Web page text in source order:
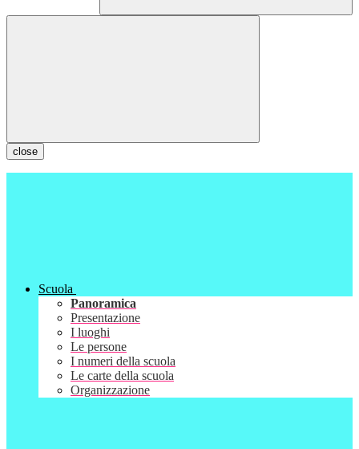
close
Scuola
Panoramica
Presentazione
I luoghi
Le persone
I numeri della scuola
Le carte della scuola
Organizzazione